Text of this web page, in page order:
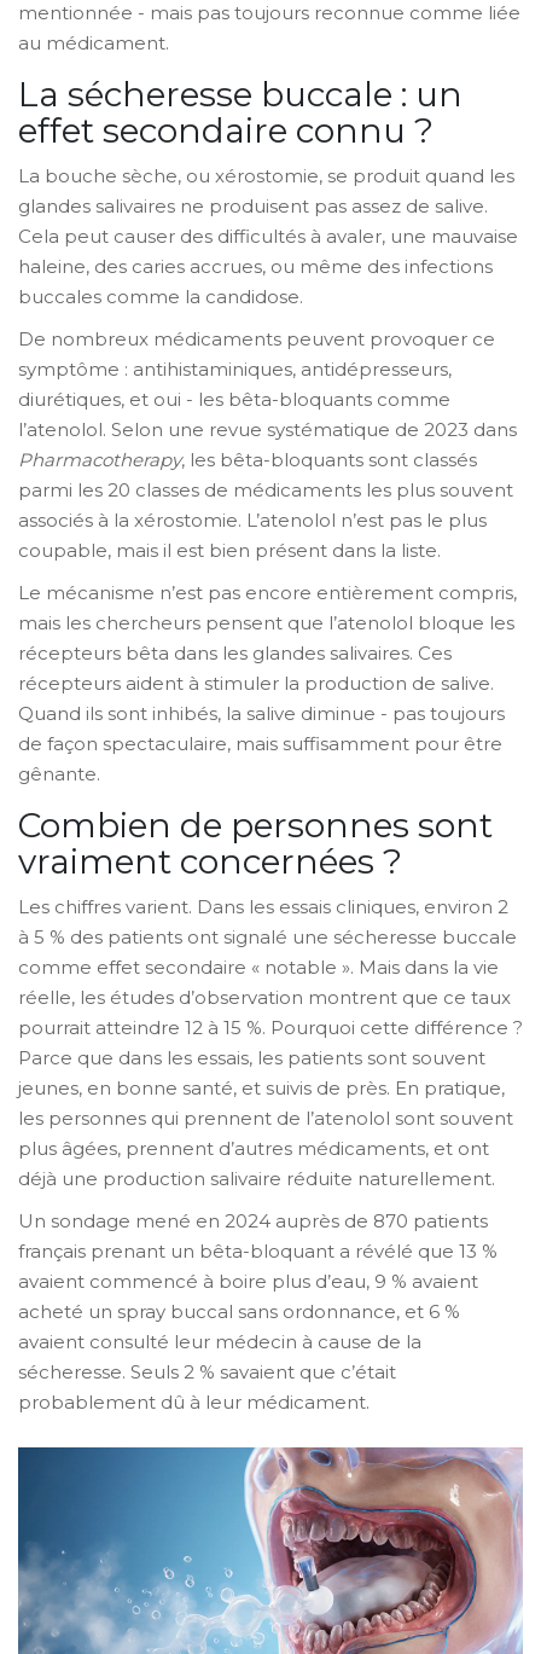
mentionnée - mais pas toujours reconnue comme liée
au médicament.
La sécheresse buccale : un
effet secondaire connu ?
La bouche sèche, ou xérostomie, se produit quand les
glandes salivaires ne produisent pas assez de salive.
Cela peut causer des difficultés à avaler, une mauvaise
haleine, des caries accrues, ou même des infections
buccales comme la candidose.
De nombreux médicaments peuvent provoquer ce
symptôme : antihistaminiques, antidépresseurs,
diurétiques, et oui - les bêta-bloquants comme
l’atenolol. Selon une revue systématique de 2023 dans
Pharmacotherapy, les bêta-bloquants sont classés
parmi les 20 classes de médicaments les plus souvent
associés à la xérostomie. L’atenolol n’est pas le plus
coupable, mais il est bien présent dans la liste.
Le mécanisme n’est pas encore entièrement compris,
mais les chercheurs pensent que l’atenolol bloque les
récepteurs bêta dans les glandes salivaires. Ces
récepteurs aident à stimuler la production de salive.
Quand ils sont inhibés, la salive diminue - pas toujours
de façon spectaculaire, mais suffisamment pour être
gênante.
Combien de personnes sont
vraiment concernées ?
Les chiffres varient. Dans les essais cliniques, environ 2
à 5 % des patients ont signalé une sécheresse buccale
comme effet secondaire « notable ». Mais dans la vie
réelle, les études d’observation montrent que ce taux
pourrait atteindre 12 à 15 %. Pourquoi cette différence ?
Parce que dans les essais, les patients sont souvent
jeunes, en bonne santé, et suivis de près. En pratique,
les personnes qui prennent de l’atenolol sont souvent
plus âgées, prennent d’autres médicaments, et ont
déjà une production salivaire réduite naturellement.
Un sondage mené en 2024 auprès de 870 patients
français prenant un bêta-bloquant a révélé que 13 %
avaient commencé à boire plus d’eau, 9 % avaient
acheté un spray buccal sans ordonnance, et 6 %
avaient consulté leur médecin à cause de la
sécheresse. Seuls 2 % savaient que c’était
probablement dû à leur médicament.